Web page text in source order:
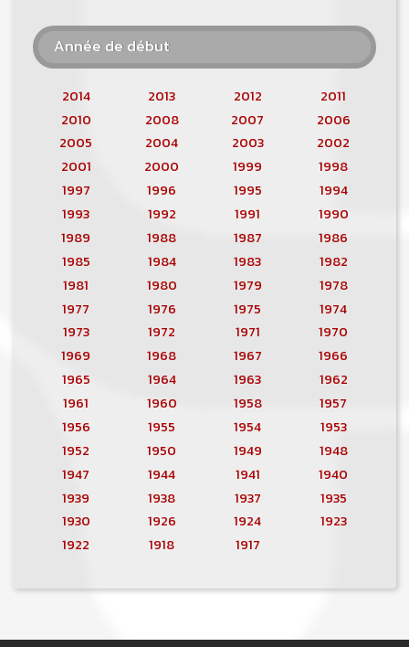
Année de début
2014 2013 2012
2011
2010
2008 2007
2006
2005
2004 2003
2002
2001
2000 1999
1998
1997
1996 1995
1994
1993
1992 1991
1990
1989
1988 1987
1986
1985
1984 1983
1982
1981
1980 1979
1978
1977
1976 1975
1974
1973
1972 1971
1970
1969
1968 1967
1966
1965
1964 1963
1962
1961
1960 1958
1957
1956
1955 1954
1953
1952
1950 1949
1948
1947
1944 1941
1940
1939
1938 1937
1935
1930
1926 1924
1923
1922
1918 1917